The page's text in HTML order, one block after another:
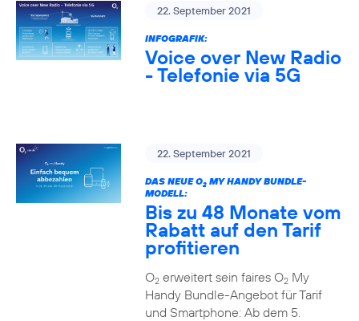
22. September 2021
INFOGRAFIK:
Voice over New Radio
- Telefonie via 5G
22. September 2021
DAS NEUE O2MY HANDY BUNDLE-
MODELL:
Bis zu 48 Monate vom
Rabatt auf den Tarif
profitieren
O2erweitert sein faires O2My
Handy Bundle-Angebot für Tarif
und Smartphone: Ab dem 5.